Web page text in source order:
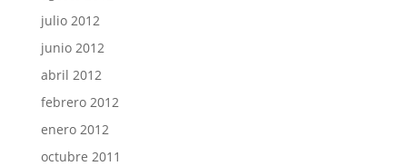
julio 2012
junio 2012
abril 2012
febrero 2012
enero 2012
octubre 2011